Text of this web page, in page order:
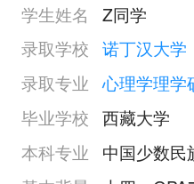
学生姓名
Z同学
录取学校 诺丁汉大学
录取专业 心理学理学
毕业学校 西藏大学
本科专业
中国少数民